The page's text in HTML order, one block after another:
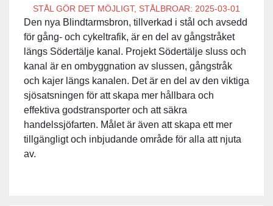
STÅL GÖR DET MÖJLIGT, STÅLBROAR: 2025-03-01
Den nya Blindtarmsbron, tillverkad i stål och avsedd
för gång- och cykeltrafik, är en del av gångstråket
längs Södertälje kanal. Projekt Södertälje sluss och
kanal är en ombyggnation av slussen, gångstråk
och kajer längs kanalen. Det är en del av den viktiga
sjösatsningen för att skapa mer hållbara och
effektiva godstransporter och att säkra
handelssjöfarten. Målet är även att skapa ett mer
tillgängligt och inbjudande område för alla att njuta
av.